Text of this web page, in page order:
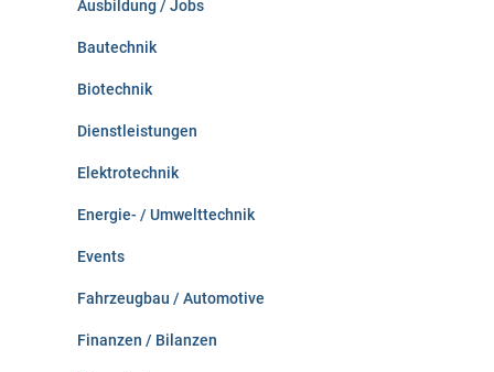
Ausbildung / Jobs
Bautechnik
Biotechnik
Dienstleistungen
Elektrotechnik
Energie- / Umwelttechnik
Events
Fahrzeugbau / Automotive
Finanzen / Bilanzen